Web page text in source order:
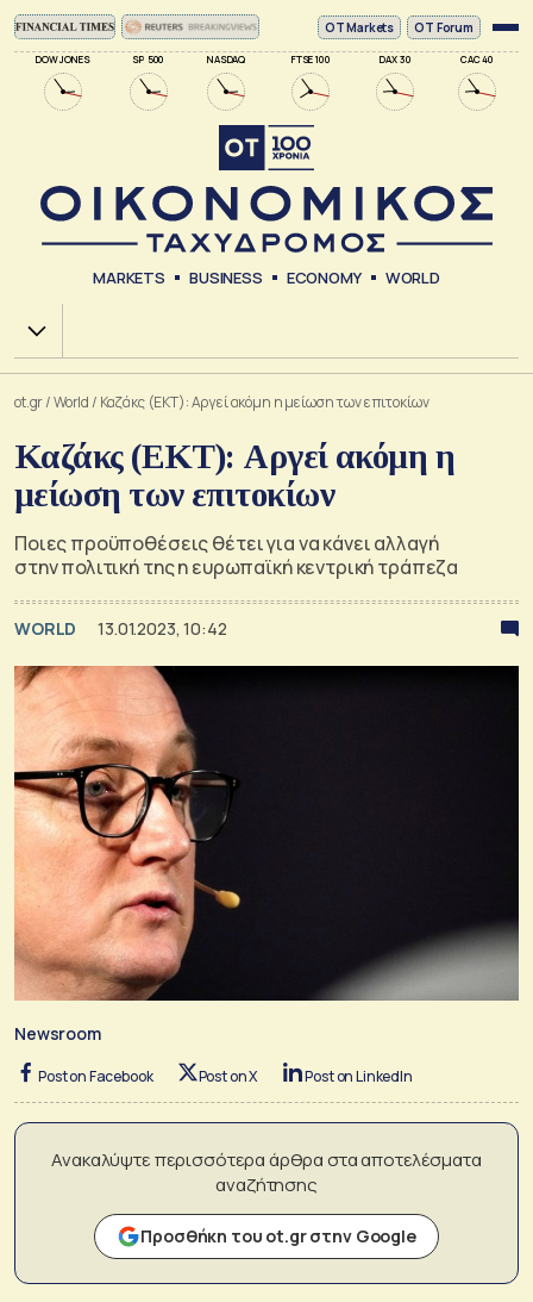
DOW JONES SP 500 NASDAQ FTSE 100 DAX 30 CAC 40
ΟΤ Markets OT Forum
MARKETS BUSINESS ECONOMY WORLD
Χ.Α.
ot.gr/World / Καζάκς (ΕΚΤ): Αργεί ακόμη η μείωση των επιτοκίων
Καζάκς (ΕΚΤ): Αργεί ακόμη η
μείωση των επιτοκίων
Ποιες προϋποθέσεις θέτει για να κάνει αλλαγή
στην πολιτική της η ευρωπαϊκή κεντρική τράπεζα
WORLD 13.01.2023, 10:42
Newsroom
Post on Facebook Post on X Post on LinkedIn
Ανακαλύψτε περισσότερα άρθρα στα αποτελέσματα
αναζήτησης
Προσθήκη του ot.gr στην Google